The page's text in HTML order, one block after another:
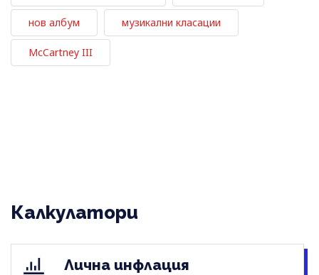
нов албум музикални класации
McCartney III
Калкулатори
Лична инфлация